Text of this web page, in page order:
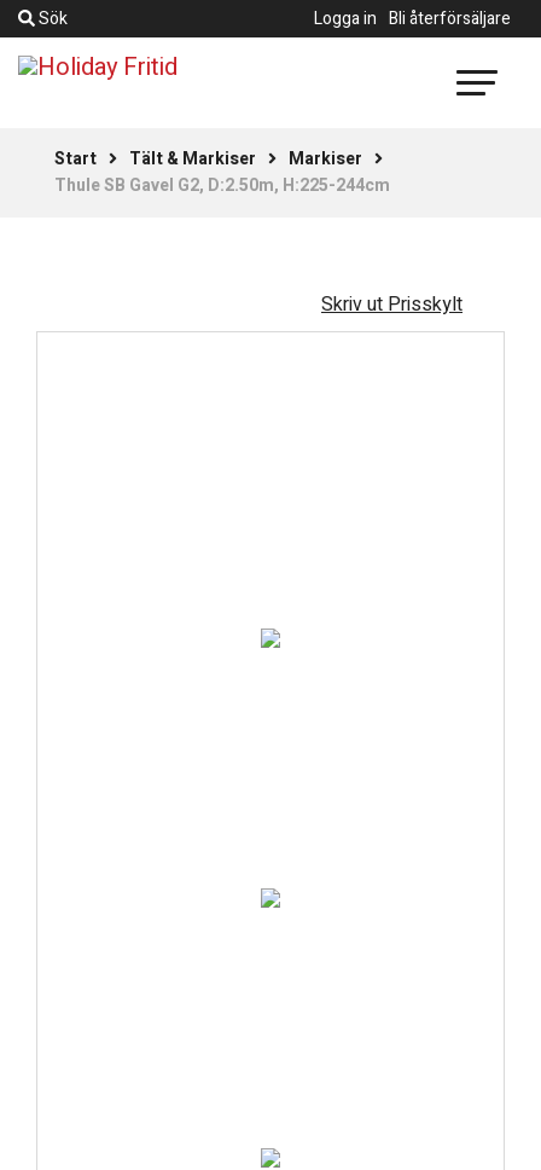
Sök Logga in Bli återförsäljare
Start Tält & Markiser
Markiser
Thule SB Gavel G2, D:2.50m, H:225-244cm
Skriv ut Prisskylt